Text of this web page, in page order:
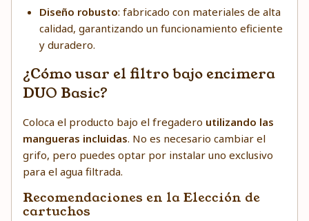
Diseño robusto: fabricado con materiales de alta
calidad, garantizando un funcionamiento eficiente
y duradero.
¿Cómo usar el filtro bajo encimera
DUO Basic?
Coloca el producto bajo el fregadero utilizando las
mangueras incluidas. No es necesario cambiar el
grifo, pero puedes optar por instalar uno exclusivo
para el agua filtrada.
Recomendaciones en la Elección de
cartuchos